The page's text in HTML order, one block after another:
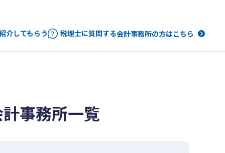
介してもらう 税理士に質問する会計事務所の方はこちら
事務所一覧